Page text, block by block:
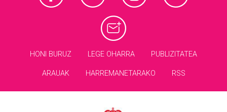
HONI BURUZ LEGE OHARRA PUBLIZITATEA
ARAUAK HARREMANETARAKO RSS